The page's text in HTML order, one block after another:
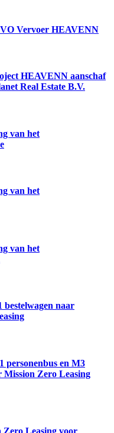
Vervoer HEAVENN
HEAVENN aanschaf
Real Estate B.V.
van het
van het
van het
bestelwagen naar
personenbus en M3
Zero Leasing